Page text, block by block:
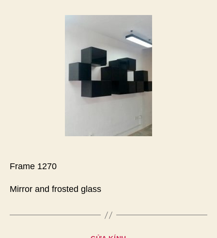
Frame 1270
Mirror and frosted glass